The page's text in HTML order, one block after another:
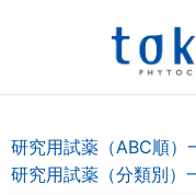
研究用試薬（ABC順）
研究用試薬（分類別）